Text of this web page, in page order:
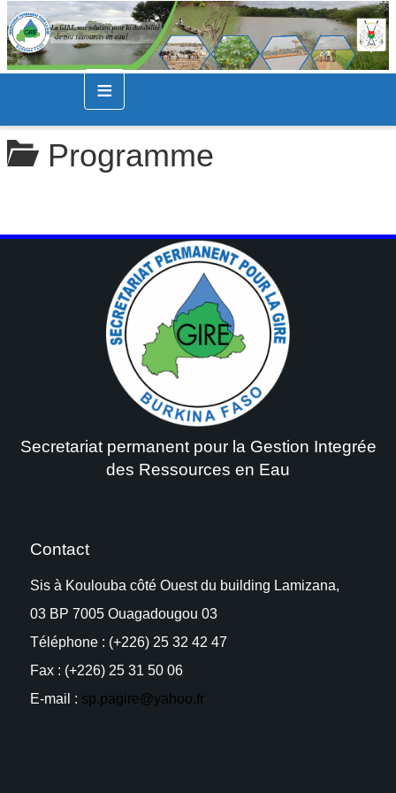
≡
Programme
Secretariat permanent pour la Gestion Integrée
des Ressources en Eau
Contact
Sis à Koulouba côté Ouest du building Lamizana,
03 BP 7005 Ouagadougou 03
Téléphone : (+226) 25 32 42 47
Fax : (+226) 25 31 50 06
E-mail : sp.pagire@yahoo.fr